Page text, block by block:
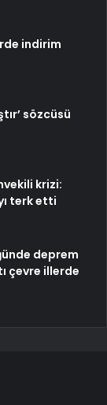
indirim
sözcüsü
krizi:
terk etti
deprem
çevre illerde